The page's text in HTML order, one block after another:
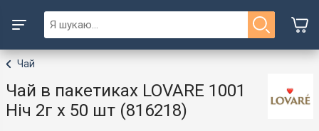
Чай
Чай в пакетиках LOVARE 1001
Ніч 2г х 50 шт (816218)